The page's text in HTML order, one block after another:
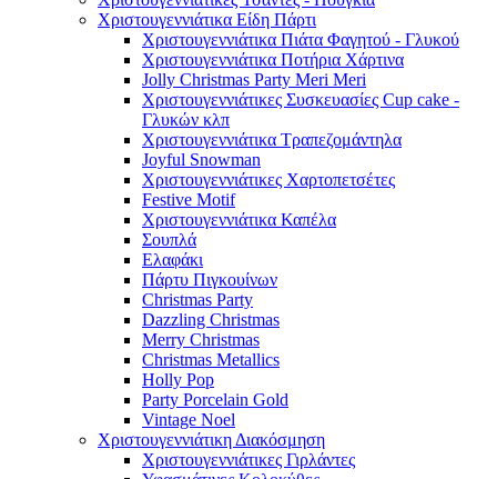
Χριστουγεννιάτικα Είδη Πάρτι
Χριστουγεννιάτικα Πιάτα Φαγητού - Γλυκού
Χριστουγεννιάτικα Ποτήρια Χάρτινα
Jolly Christmas Party Meri Meri
Χριστουγεννιάτικες Συσκευασίες Cup cake -
Γλυκών κλπ
Χριστουγεννιάτικα Τραπεζομάντηλα
Joyful Snowman
Χριστουγεννιάτικες Χαρτοπετσέτες
Festive Motif
Χριστουγεννιάτικα Καπέλα
Σουπλά
Ελαφάκι
Πάρτυ Πιγκουίνων
Christmas Party
Dazzling Christmas
Merry Christmas
Christmas Metallics
Holly Pop
Party Porcelain Gold
Vintage Noel
Χριστουγεννιάτικη Διακόσμηση
Χριστουγεννιάτικες Γιρλάντες